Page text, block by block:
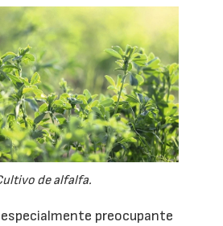
de alfalfa.
preocupante